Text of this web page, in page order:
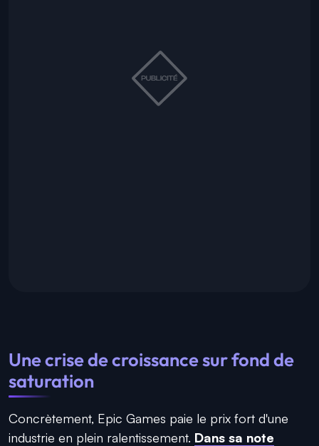
Une crise de croissance sur fond de
saturation
Concrètement, Epic Games paie le prix fort d'une
industrie en plein ralentissement. Dans sa note